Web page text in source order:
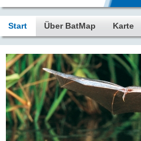
Start Über BatMap Karte